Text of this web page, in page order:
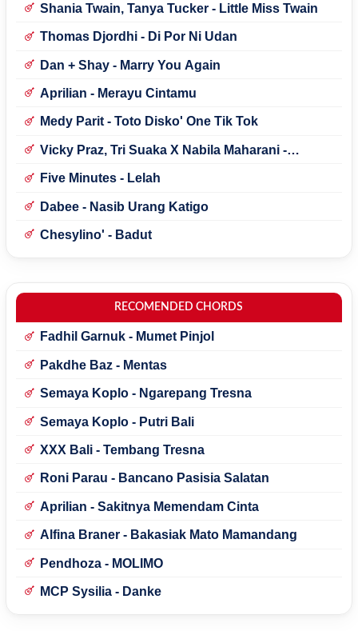
Shania Twain, Tanya Tucker - Little Miss Twain
Thomas Djordhi - Di Por Ni Udan
Dan + Shay - Marry You Again
Aprilian - Merayu Cintamu
Medy Parit - Toto Disko' One Tik Tok
Vicky Praz, Tri Suaka X Nabila Maharani -
Five Minutes - Lelah
Dabee - Nasib Urang Katigo
Chesylino' - Badut
RECOMENDED CHORDS
Fadhil Garnuk - Mumet Pinjol
Pakdhe Baz - Mentas
Semaya Koplo - Ngarepang Tresna
Semaya Koplo - Putri Bali
XXX Bali - Tembang Tresna
Roni Parau - Bancano Pasisia Salatan
Aprilian - Sakitnya Memendam Cinta
Alfina Braner - Bakasiak Mato Mamandang
Pendhoza - MOLIMO
MCP Sysilia - Danke